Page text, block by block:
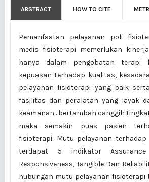
ABSTRACT HOW TO CITE
Pemanfaatan pelayanan poli
medis fisioterapi memerlukan
hanya dalam pengobatan terapi
kepuasan terhadap kualitas,
pelayanan fisioterapi yang baik
fasilitas dan peralatan yang layak
keamanan . bertambah canggih
maka semakin puas pasien
fisioterapi. Mutu pelayanan terhadap
terdapat 5 indikator
Responsiveness, Tangible Dan
hubungan mutu pelayanan fisioterapi